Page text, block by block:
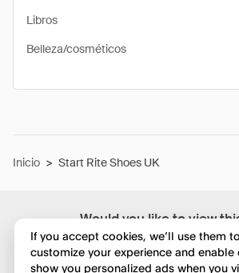
Would you like to view
in English?
Libros
Belleza/cosméticos
Inicio > Start Rite Shoes UK
If you accept cookies, we’ll use them
customize your experience and enable
show you personalized ads when you